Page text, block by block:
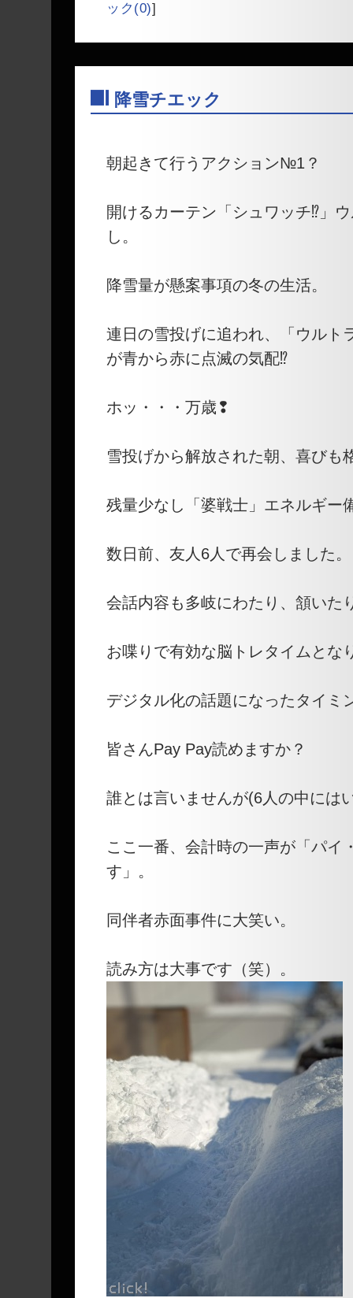
ック(0)]
降雪チエック
朝起きて行うアクション№1？
開けるカーテン「シュワッチ⁉」
し。
降雪量が懸案事項の冬の生活。
連日の雪投げに追われ、「ウルト
が青から赤に点滅の気配⁉
ホッ・・・万歳❢
雪投げから解放された朝、喜びも
残量少なし「婆戦士」エネルギー
数日前、友人6人で再会しました。
会話内容も多岐にわたり、頷いた
お喋りで有効な脳トレタイムとな
デジタル化の話題になったタイミ
皆さんPay Pay読めますか？
誰とは言いませんが(6人の中には
ここ一番、会計時の一声が「パイ
す」。
同伴者赤面事件に大笑い。
読み方は大事です（笑）。